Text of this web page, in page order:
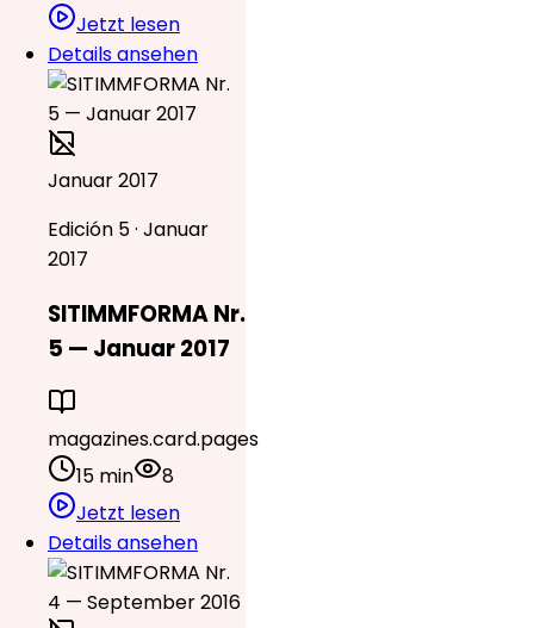
Jetzt lesen
Details ansehen
Januar 2017
Edición 5 · Januar
2017
SITIMMFORMA Nr.
5 — Januar 2017
magazines.card.pages
15 min
8
Jetzt lesen
Details ansehen